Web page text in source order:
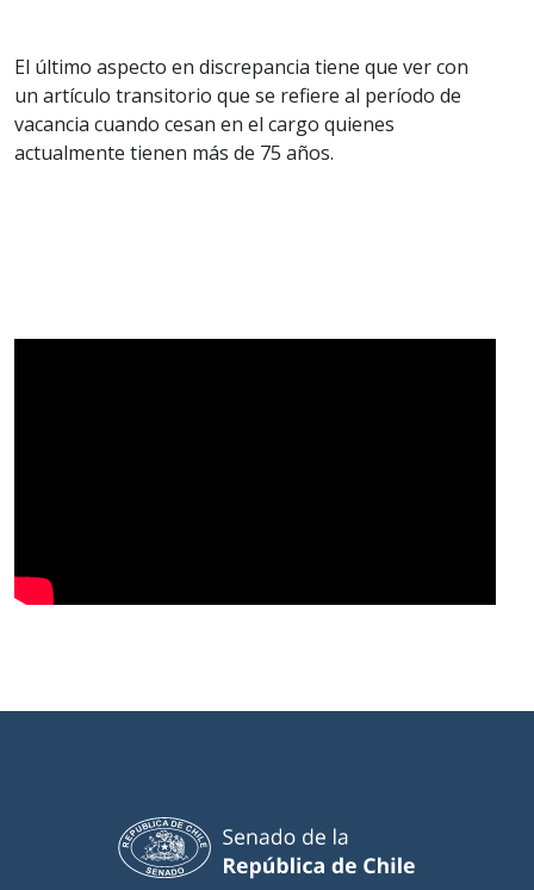
El último aspecto en discrepancia tiene que ver con
un artículo transitorio que se refiere al período de
vacancia cuando cesan en el cargo quienes
actualmente tienen más de 75 años.